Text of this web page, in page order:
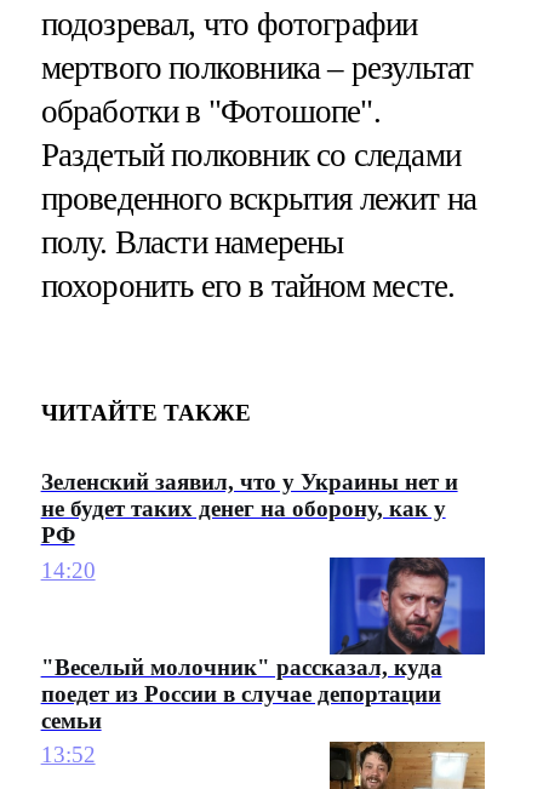
подозревал, что фотографии
мертвого полковника – результат
обработки в "Фотошопе".
Раздетый полковник со следами
проведенного вскрытия лежит на
полу. Власти намерены
похоронить его в тайном месте.
ЧИТАЙТЕ ТАКЖЕ
Зеленский заявил, что у Украины нет и
не будет таких денег на оборону, как у
РФ
14:20
"Веселый молочник" рассказал, куда
поедет из России в случае депортации
семьи
13:52